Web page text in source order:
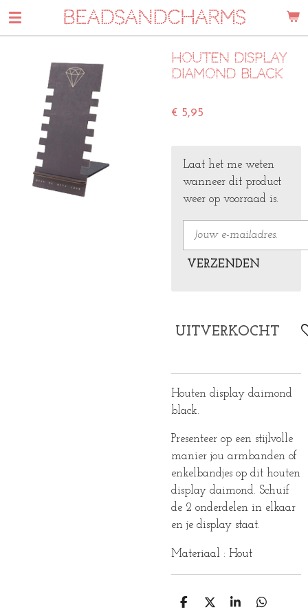
Ga
direct
hoofdinhoud
BEADSANDCHARMS
Houten display
diamond black
€ 5,95
Laat het me weten
wanneer dit product
weer op voorraad is.
VERZENDEN
UITVERKOCHT
Houten display daimond
black.
Presenteer op een stijlvolle
manier jou armbanden of
enkelbandjes op dit houten
display daimond. Schuif
de 2 onderdelen in elkaar
en je display staat.
Materiaal : Hout
D
D
S
D